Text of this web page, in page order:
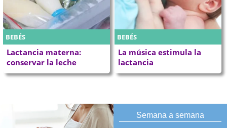
BEBÉS
Lactancia materna:
conservar la leche
BEBÉS
La música estimula la
lactancia
Semana a semana